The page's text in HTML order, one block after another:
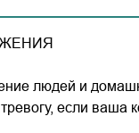
людей и
если ваша